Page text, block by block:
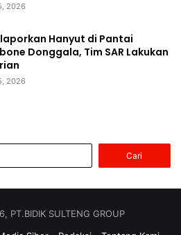
2026
Hanyut di Pantai
Donggala, Tim SAR Lakukan
2026
untuk:
SULTENG GROUP